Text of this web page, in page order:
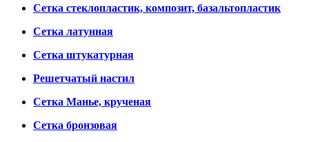
Сетка стеклопластик, композит, базальтопластик
Сетка латунная
Сетка штукатурная
Решетчатый настил
Сетка Манье, крученая
Сетка бронзовая